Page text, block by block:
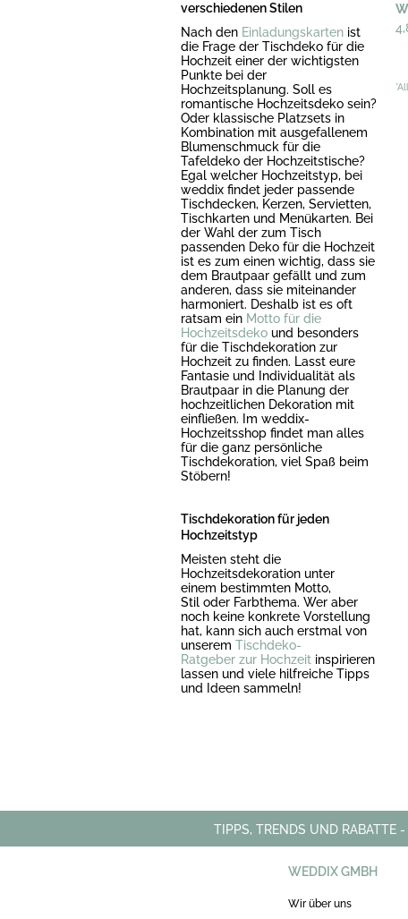
verschiedenen Stilen
Nach den Einladungskarten ist
die Frage der Tischdeko für die
Hochzeit einer der wichtigsten
Punkte bei der
Hochzeitsplanung. Soll es
romantische Hochzeitsdeko sein?
Oder klassische Platzsets in
Kombination mit ausgefallenem
Blumenschmuck für die
Tafeldeko der Hochzeitstische?
Egal welcher Hochzeitstyp, bei
weddix findet jeder passende
Tischdecken, Kerzen, Servietten,
Tischkarten und Menükarten. Bei
der Wahl der zum Tisch
passenden Deko für die Hochzeit
ist es zum einen wichtig, dass sie
dem Brautpaar gefällt und zum
anderen, dass sie miteinander
harmoniert. Deshalb ist es oft
ratsam ein Motto für die
Hochzeitsdeko und besonders
für die Tischdekoration zur
Hochzeit zu finden. Lasst eure
Fantasie und Individualität als
Brautpaar in die Planung der
hochzeitlichen Dekoration mit
einfließen. Im weddix-
Hochzeitsshop findet man alles
für die ganz persönliche
Tischdekoration, viel Spaß beim
Stöbern!
Tischdekoration für jeden
Hochzeitstyp
Meisten steht die
Hochzeitsdekoration unter
einem bestimmten Motto,
Stil oder Farbthema. Wer aber
noch keine konkrete Vorstellung
hat, kann sich auch erstmal von
unserem Tischdeko-
Ratgeber zur Hochzeit inspirieren
lassen und viele hilfreiche Tipps
und Ideen sammeln!
TIPPS, TRENDS UND RABATTE
WEDDIX GMBH
Wir über uns